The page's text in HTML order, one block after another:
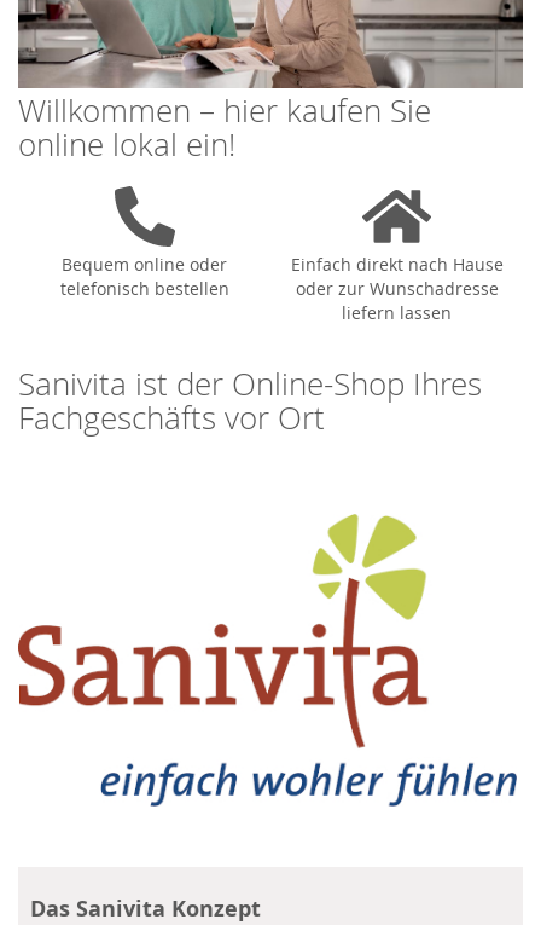
Willkommen – hier kaufen Sie
online lokal ein!
Bequem online oder
telefonisch bestellen
Einfach direkt nach Hause
oder zur Wunschadresse
liefern lassen
Sanivita ist der Online-Shop Ihres
Fachgeschäfts vor Ort
Das Sanivita Konzept